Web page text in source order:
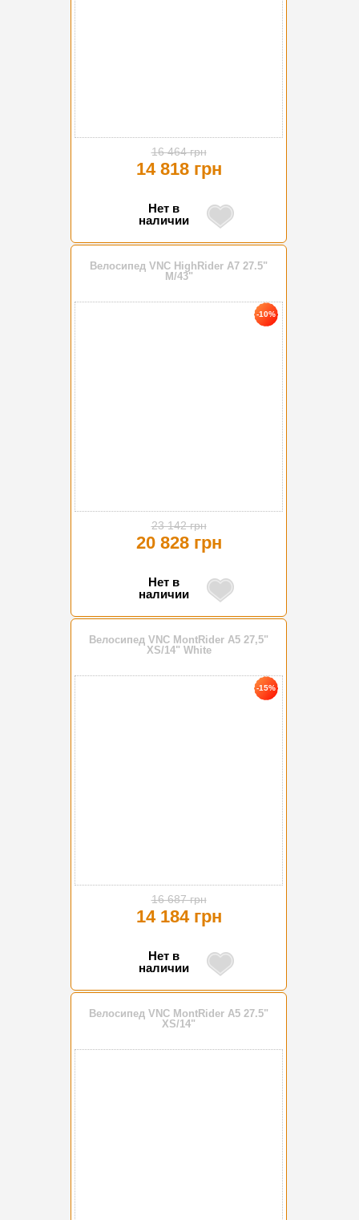
16 464 грн
14 818 грн
Нет в
наличии
Велосипед VNC HighRider A7 27.5"
М/43"
-10%
23 142 грн
20 828 грн
Нет в
наличии
Велосипед VNC MontRider A5 27,5"
XS/14" White
-15%
16 687 грн
14 184 грн
Нет в
наличии
Велосипед VNC MontRider A5 27.5"
XS/14"